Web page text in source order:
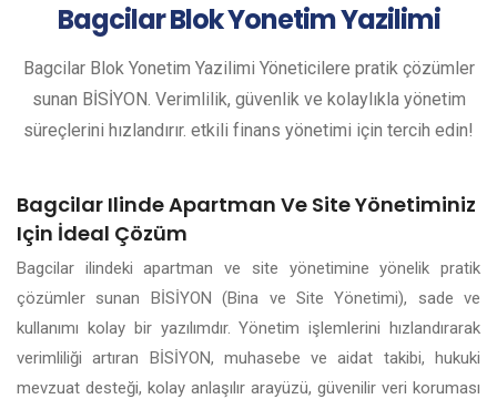
BagcilarBlok Yonetim Yazilimi
Bagcilar Blok Yonetim Yazilimi Yöneticilere pratik çözümler
sunan BİSİYON. Verimlilik, güvenlik ve kolaylıkla yönetim
süreçlerini hızlandırır. etkili finans yönetimi için tercih edin!
Bagcilar Ilinde Apartman Ve Site Yönetiminiz
Için İdeal Çözüm
Bagcilar ilindeki apartman ve site yönetimine yönelik pratik
çözümler sunan BİSİYON (Bina ve Site Yönetimi), sade ve
kullanımı kolay bir yazılımdır. Yönetim işlemlerini hızlandırarak
verimliliği artıran BİSİYON, muhasebe ve aidat takibi, hukuki
mevzuat desteği, kolay anlaşılır arayüzü, güvenilir veri koruması